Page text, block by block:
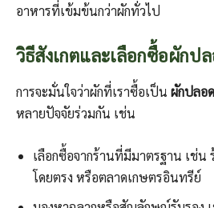
อาหารที่เข้มข้นกว่าผักทั่วไป
วิธีสังเกตและเลือกซื้อผักป
การจะมั่นใจว่าผักที่เราซื้อเป็น ผักปลอ
หลายปัจจัยร่วมกัน เช่น
เลือกซื้อจากร้านที่มีมาตรฐาน เช่น
โดยตรง หรือตลาดเกษตรอินทรีย์